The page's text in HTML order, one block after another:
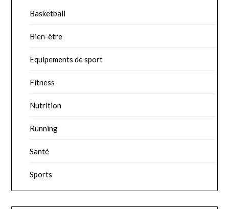
Basketball
Bien-être
Equipements de sport
Fitness
Nutrition
Running
Santé
Sports